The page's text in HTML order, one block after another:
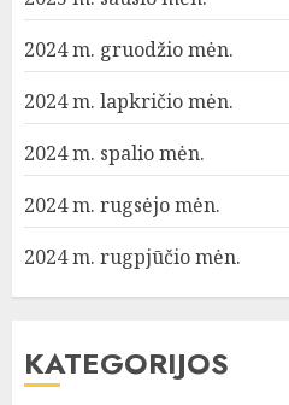
2024 m. gruodžio mėn.
2024 m. lapkričio mėn.
2024 m. spalio mėn.
2024 m. rugsėjo mėn.
2024 m. rugpjūčio mėn.
KATEGORIJOS